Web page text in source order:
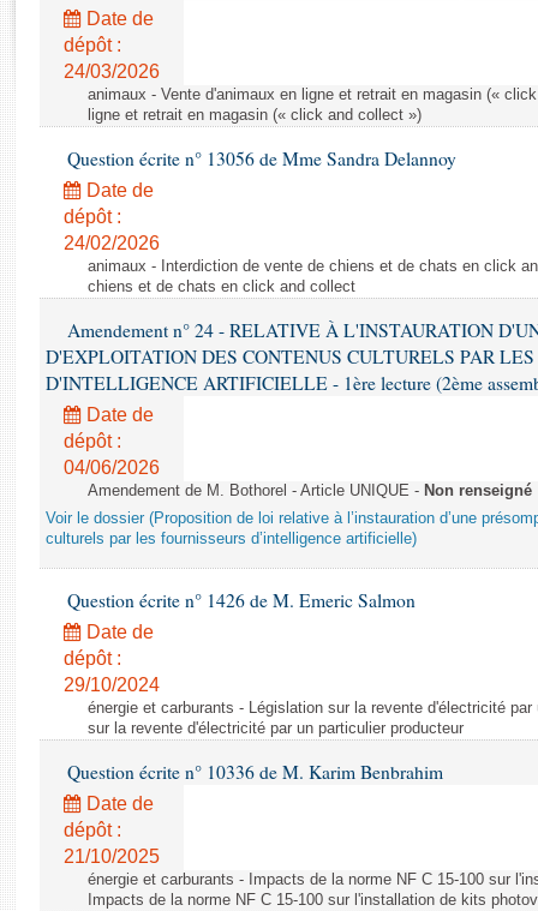
Rapports législatifs
Rapports sur l'application des lois
Baromètre de l’application des lois
Dossiers législatifs
Budget et sécurité sociale
Questions écrites et orales
Comptes rendus des débats
Date de
dépôt :
24/03/2026
animaux - Vente d'animaux en ligne et retrait en magasin («
ligne et retrait en magasin (« click and collect »)
Question écrite n° 13056 de Mme Sandra Delannoy
Date de
dépôt :
24/02/2026
animaux - Interdiction de vente de chiens et de chats en click
chiens et de chats en click and collect
Amendement n° 24 - RELATIVE À L'INSTAURATION
D'EXPLOITATION DES CONTENUS CULTURELS PAR LES
D'INTELLIGENCE ARTIFICIELLE - 1ère lecture (2ème
Date de
dépôt :
04/06/2026
Amendement de M. Bothorel - Article UNIQUE - Non renseigné
Voir le dossier (Proposition de loi relative à l’instauration d’une
culturels par les fournisseurs d’intelligence artificielle)
Question écrite n° 1426 de M. Emeric Salmon
Date de
dépôt :
29/10/2024
énergie et carburants - Législation sur la revente d'électricité
sur la revente d'électricité par un particulier producteur
Question écrite n° 10336 de M. Karim Benbrahim
Date de
dépôt :
21/10/2025
énergie et carburants - Impacts de la norme NF C 15-100 sur
Impacts de la norme NF C 15-100 sur l'installation de kits